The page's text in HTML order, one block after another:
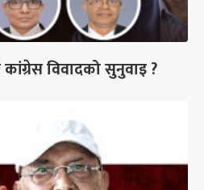
विवादको सुनुवाइ ?